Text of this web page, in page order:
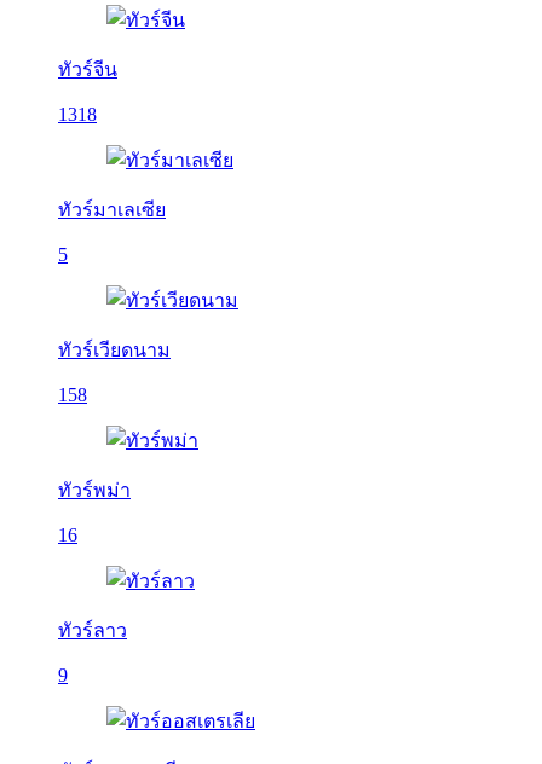
ทัวร์จีน
1318
ทัวร์มาเลเซีย
5
ทัวร์เวียดนาม
158
ทัวร์พม่า
16
ทัวร์ลาว
9